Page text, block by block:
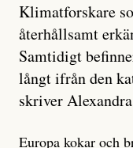
Klimatforskare
återhållsamt
Samtidigt
långt ifrån den
skriver
Europa kokar och